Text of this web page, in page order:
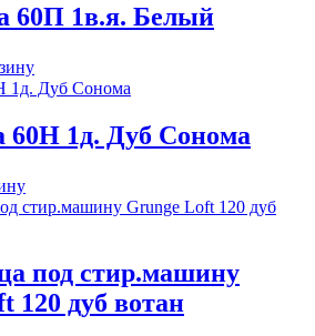
60П 1в.я. Белый
60Н 1д. Дуб Сонома
под стир.машину
120 дуб вотан